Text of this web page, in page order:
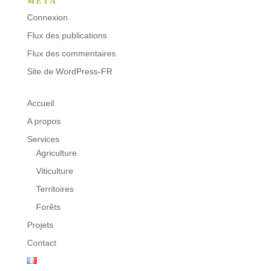
Connexion
Flux des publications
Flux des commentaires
Site de WordPress-FR
Accueil
A propos
Services
Agriculture
Viticulture
Territoires
Forêts
Projets
Contact